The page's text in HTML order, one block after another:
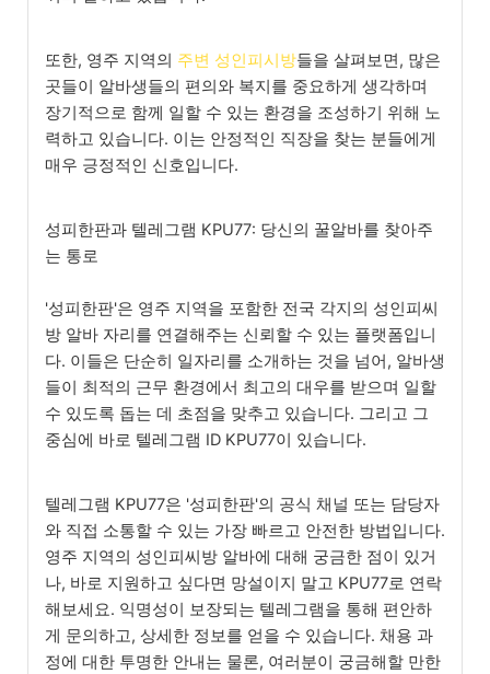
또한, 영주 지역의 주변 성인피시방들을 살펴보면, 많은
곳들이 알바생들의 편의와 복지를 중요하게 생각하며
장기적으로 함께 일할 수 있는 환경을 조성하기 위해 노
력하고 있습니다. 이는 안정적인 직장을 찾는 분들에게
매우 긍정적인 신호입니다.
성피한판과 텔레그램 KPU77: 당신의 꿀알바를 찾아주
는 통로
'성피한판'은 영주 지역을 포함한 전국 각지의 성인피씨
방 알바 자리를 연결해주는 신뢰할 수 있는 플랫폼입니
다. 이들은 단순히 일자리를 소개하는 것을 넘어, 알바생
들이 최적의 근무 환경에서 최고의 대우를 받으며 일할
수 있도록 돕는 데 초점을 맞추고 있습니다. 그리고 그
중심에 바로 텔레그램 ID KPU77이 있습니다.
텔레그램 KPU77은 '성피한판'의 공식 채널 또는 담당자
와 직접 소통할 수 있는 가장 빠르고 안전한 방법입니다.
영주 지역의 성인피씨방 알바에 대해 궁금한 점이 있거
나, 바로 지원하고 싶다면 망설이지 말고 KPU77로 연락
해보세요. 익명성이 보장되는 텔레그램을 통해 편안하
게 문의하고, 상세한 정보를 얻을 수 있습니다. 채용 과
정에 대한 투명한 안내는 물론, 여러분이 궁금해할 만한